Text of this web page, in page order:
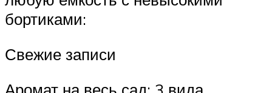
бортиками:
Свежие записи
Аромат на весь сад: 3 вида